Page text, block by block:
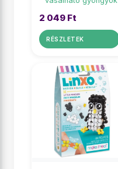
2 049 Ft
RÉSZLETEK